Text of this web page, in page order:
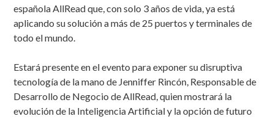
española AllRead que, con solo 3 años de vida, ya está
aplicando su solución a más de 25 puertos y terminales de
todo el mundo.
Estará presente en el evento para exponer su disruptiva
tecnología de la mano de Jenniffer Rincón, Responsable de
Desarrollo de Negocio de AllRead, quien mostrará la
evolución de la Inteligencia Artificial y la opción de futuro